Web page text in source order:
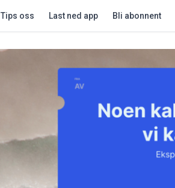
Tips oss Last ned app Bli abonnent